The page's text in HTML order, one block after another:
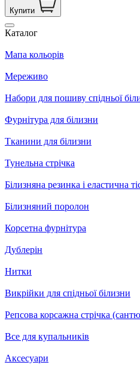
Купити
Каталог
Мапа кольорів
Мереживо
Набори для пошиву спідньої
Фурнітура для білизни
Тканини для білизни
Тунельна стрічка
Білизняна резинка і еластична
Білизняний поролон
Корсетна фурнітура
Дублерін
Нитки
Викрійки для спідньої білизни
Репсова корсажна стрічка
Все для купальників
Аксесуари